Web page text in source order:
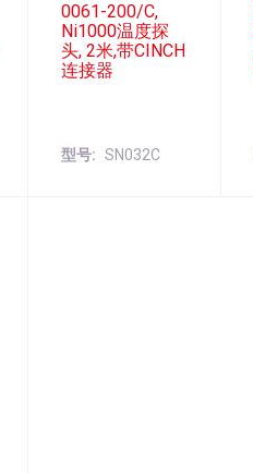
0061-200/C,
Ni1000温度探
头, 2米,带CINCH
连接器
型号 SN032C